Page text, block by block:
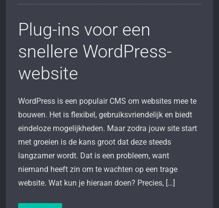
Plug-ins voor een
snellere WordPress-
website
WordPress is een populair CMS om websites mee te
bouwen. Het is flexibel, gebruiksvriendelijk en biedt
eindeloze mogelijkheden. Maar zodra jouw site start
met groeien is de kans groot dat deze steeds
langzamer wordt. Dat is een probleem, want
niemand heeft zin om te wachten op een trage
website. Wat kun je hieraan doen? Precies, […]